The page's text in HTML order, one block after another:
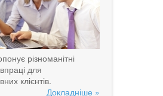
різноманітні
для
клієнтів.
Докладніше »